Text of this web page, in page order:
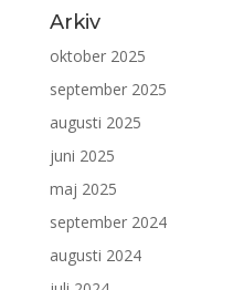
Arkiv
oktober 2025
september 2025
augusti 2025
juni 2025
maj 2025
september 2024
augusti 2024